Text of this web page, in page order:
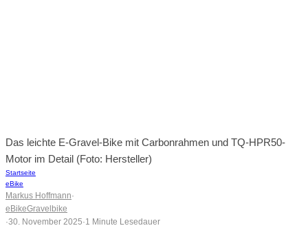
Das leichte E-Gravel-Bike mit Carbonrahmen und TQ-HPR50-
Motor im Detail (Foto: Hersteller)
Startseite
eBike
Markus Hoffmann·
eBikeGravelbike
·30. November 2025·1 Minute Lesedauer